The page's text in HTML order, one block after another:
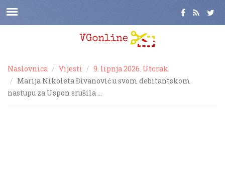
Naslovnica Vijesti
9. lipnja 2026. Utorak
Marija Nikoleta Đivanović u svom debitantskom
nastupu za Uspon srušila …